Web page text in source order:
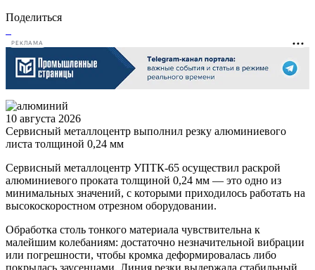
Поделиться
РЕКЛАМА
10 августа 2026
Сервисный металлоцентр выполнил резку алюминиевого
листа толщиной 0,24 мм
Сервисный металлоцентр УПТК-65 осуществил раскрой
алюминиевого проката толщиной 0,24 мм — это одно из
минимальных значений, с которыми приходилось работать на
высокоскоростном отрезном оборудовании.
Обработка столь тонкого материала чувствительна к
малейшим колебаниям: достаточно незначительной вибрации
или погрешности, чтобы кромка деформировалась либо
покрылась заусенцами. Линия резки выдержала стабильный